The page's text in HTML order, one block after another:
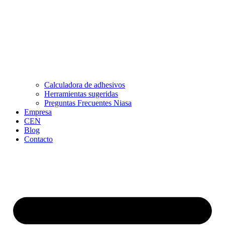
Calculadora de adhesivos
Herramientas sugeridas
Preguntas Frecuentes Niasa
Empresa
CEN
Blog
Contacto